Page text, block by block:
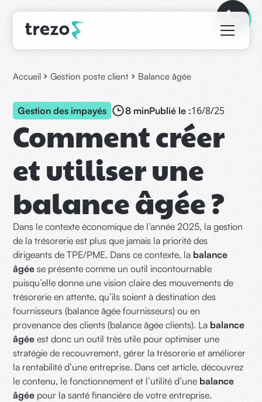
Accueil Gestion poste client Balance âgée
Gestion des impayés 8 minPublié le :16/8/25
Comment créer
et utiliser une
balance âgée ?
Dans le contexte économique de l’année 2025, la gestion
de la trésorerie est plus que jamais la priorité des
dirigeants de TPE/PME. Dans ce contexte, la balance
âgée se présente comme un outil incontournable
puisqu’elle donne une vision claire des mouvements de
trésorerie en attente, qu’ils soient à destination des
fournisseurs (balance âgée fournisseurs) ou en
provenance des clients (balance âgée clients). La balance
âgée est donc un outil très utile pour optimiser une
stratégie de recouvrement, gérer la trésorerie et améliorer
la rentabilité d’une entreprise. Dans cet article, découvrez
le contenu, le fonctionnement et l’utilité d’une balance
âgée pour la santé financière de votre entreprise.